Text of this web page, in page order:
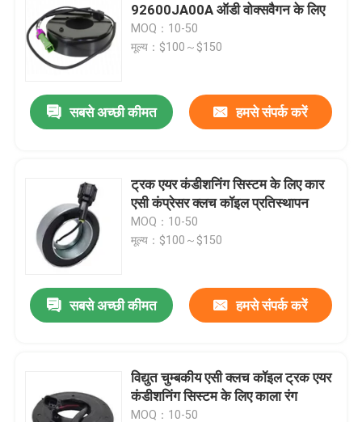
92600JA00A ऑडी वोक्सवैगन के लिए
MOQ：10-50
मूल्य：$100～$150
सबसे अच्छी कीमत हमसे संपर्क करें
ट्रक एयर कंडीशनिंग सिस्टम के लिए कार
एसी कंप्रेसर क्लच कॉइल प्रतिस्थापन
MOQ：10-50
मूल्य：$100～$150
सबसे अच्छी कीमत हमसे संपर्क करें
विद्युत चुम्बकीय एसी क्लच कॉइल ट्रक एयर
कंडीशनिंग सिस्टम के लिए काला रंग
MOQ：10-50